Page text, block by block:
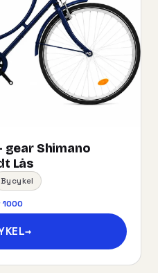
Shimano
Lås
Bycykel
1000
→